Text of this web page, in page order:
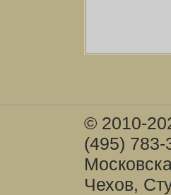
© 2010-
(495)
Чехов,